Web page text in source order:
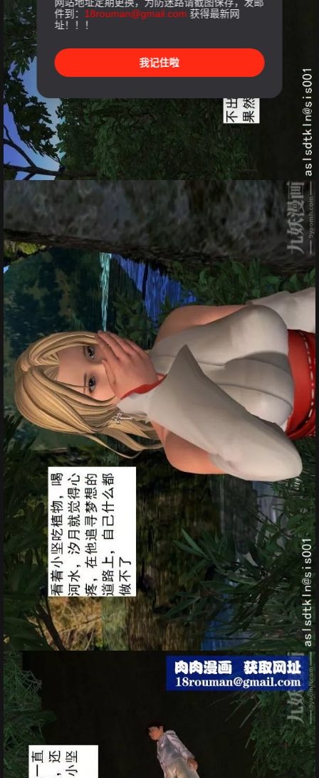
件到： 18rouman@gmail.com 获得最新网
址！！！
我记住啦